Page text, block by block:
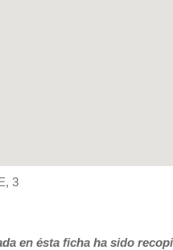
3
en ésta ficha ha sido